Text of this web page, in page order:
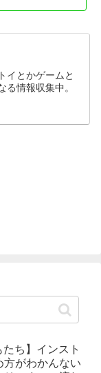
イとかゲームと
る情報収集中。
たち】インスト
方がわかんない